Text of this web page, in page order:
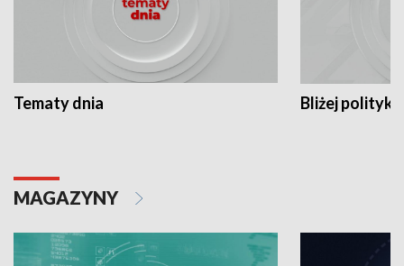
Tematy dnia Bliżej polityki
MAGAZYNY